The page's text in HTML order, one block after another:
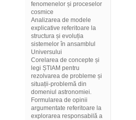
fenomenelor și proceselor
cosmice
Analizarea de modele
explicative referitoare la
structura și evoluția
sistemelor în ansamblul
Universului
Corelarea de concepte și
legi ȘTIAM pentru
rezolvarea de probleme și
situații-problemă din
domeniul astronomiei.
Formularea de opinii
argumentate referitoare la
explorarea responsabilă a